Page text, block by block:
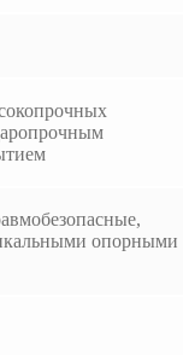
опорными